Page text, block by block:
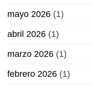
mayo 2026 (1)
abril 2026 (1)
marzo 2026 (1)
febrero 2026 (1)